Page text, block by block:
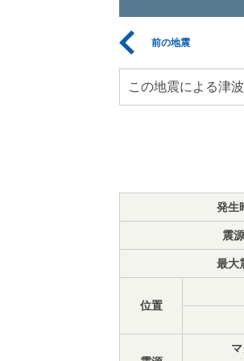
前の地震
この地震による津
発生
震
最大
位置